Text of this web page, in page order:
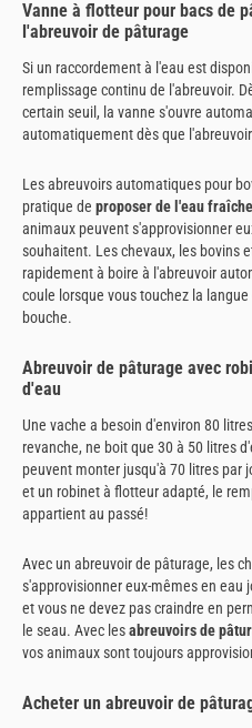
Vanne à flotteur pour bacs de
l'abreuvoir de pâturage
Si un raccordement à l'eau est
remplissage continu de l'abreuvoir.
certain seuil, la vanne s'ouvre
automatiquement dès que
Les abreuvoirs automatiques pour
pratique de proposer de l'eau
animaux peuvent s'approvisionner
souhaitent. Les chevaux, les bovins
rapidement à boire à l'abreuvoir
coule lorsque vous touchez la
bouche.
Abreuvoir de pâturage avec
d'eau
Une vache a besoin d'environ 80
revanche, ne boit que 30 à 50 litres
peuvent monter jusqu'à 70 litres par
et un robinet à flotteur adapté, le
appartient au passé!
Avec un abreuvoir de pâturage, les
s'approvisionner eux-mêmes en eau
et vous ne devez pas craindre en
le seau. Avec lesabreuvoirs de
vos animaux sont toujours
Acheter un abreuvoir de